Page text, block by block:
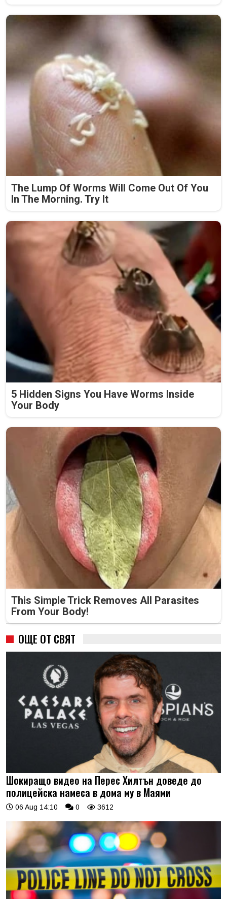
The Lump Of Worms Will Come Out Of You
In The Morning. Try It
5 Hidden Signs You Have Worms Inside
Your Body
This Simple Trick Removes All Parasites
From Your Body!
ОЩЕ ОТ СВЯТ
Шокиращо видео на Перес Хилтън доведе до
полицейска намеса в дома му в Маями
06 Aug 14:10 0 3612